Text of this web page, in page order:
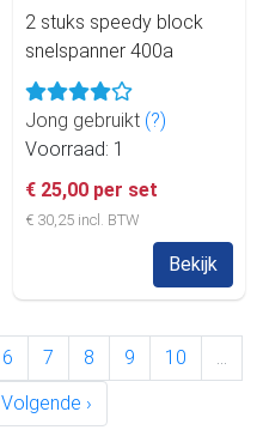
2 stuks speedy block
snelspanner 400a
Jong gebruikt (?)
Voorraad: 1
€ 25,00 per set
€ 30,25 incl. BTW
Bekijk
6 7 8 9 10
Volgende ›